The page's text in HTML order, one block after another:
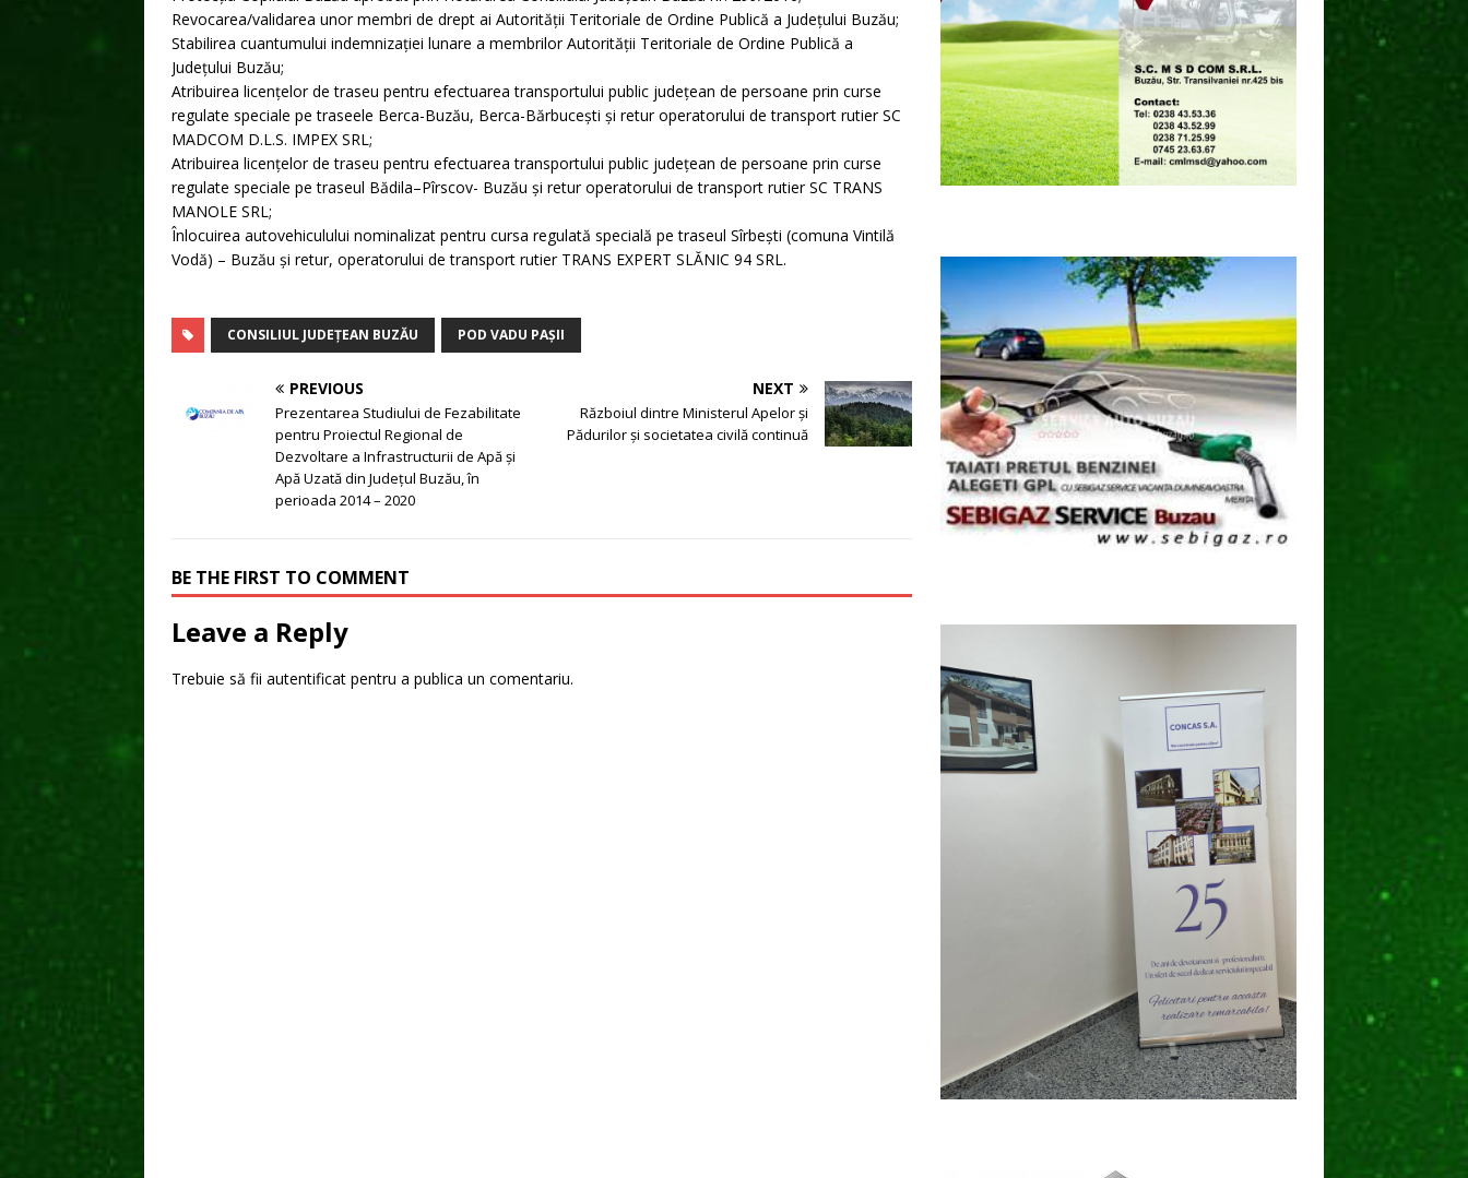
Revocarea/validarea unor membri de drept ai Autorităţii Teritoriale de Ordine Publică a Judeţului Buzău;
Stabilirea cuantumului indemnizaţiei lunare a membrilor Autorităţii Teritoriale de Ordine Publică a
Judeţului Buzău;
Atribuirea licenţelor de traseu pentru efectuarea transportului public judeţean de persoane prin curse
regulate speciale pe traseele Berca-Buzău, Berca-Bărbucești şi retur operatorului de transport rutier SC
MADCOM D.L.S. IMPEX SRL;
Atribuirea licenţelor de traseu pentru efectuarea transportului public judeţean de persoane prin curse
regulate speciale pe traseul Bădila–Pîrscov- Buzău şi retur operatorului de transport rutier SC TRANS
MANOLE SRL;
Înlocuirea autovehiculului nominalizat pentru cursa regulată specială pe traseul Sîrbești (comuna Vintilă
Vodă) – Buzău și retur, operatorului de transport rutier TRANS EXPERT SLĂNIC 94 SRL.
CONSILIUL JUDEȚEAN BUZĂU POD VADU PAȘII
PREVIOUS
Prezentarea Studiului de Fezabilitate
pentru Proiectul Regional de
Dezvoltare a Infrastructurii de Apă și
Apă Uzată din Județul Buzău, în
perioada 2014 – 2020
NEXT
Războiul dintre Ministerul Apelor și
Pădurilor și societatea civilă continuă
BE THE FIRST TO COMMENT
Leave a Reply
Trebuie să fii autentificat pentru a publica un comentariu.